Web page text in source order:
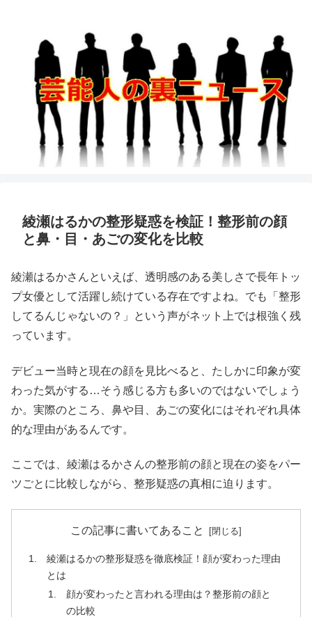
綾瀬はるかの整形疑惑を検証！整形前の顔
と鼻・目・あごの変化を比較
綾瀬はるかさんといえば、透明感のある美しさで長年トッ
プ女優として活躍し続けている存在ですよね。でも「整形
してるんじゃないの？」という声がネット上では根強く残
っています。
デビュー当時と現在の顔を見比べると、たしかに印象が変
わった気がする…そう感じる方も多いのではないでしょう
か。実際のところ、鼻や目、あごの変化にはそれぞれ具体
的な理由があるんです。
ここでは、綾瀬はるかさんの整形前の顔と現在の姿をパー
ツごとに比較しながら、整形疑惑の真相に迫ります。
この記事に書いてあること
綾瀬はるかの整形疑惑を徹底検証！顔が変わった理由
とは
顔が変わったと言われる理由は？整形前の顔と
の比較